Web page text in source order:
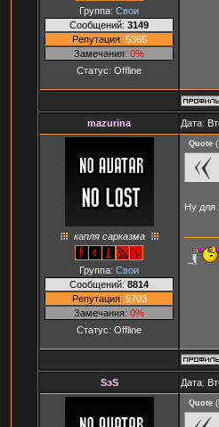
Группа: Свои
Сообщений: 3149
Репутация: 5365
Замечания: 0%
Статус: Offline
mazurina Дата:
капля сарказма
Группа: Свои
Сообщений: 8814
Репутация: 5703
Замечания: 0%
Статус: Offline
Quote (
Ну для
SэS Дата:
Quote (